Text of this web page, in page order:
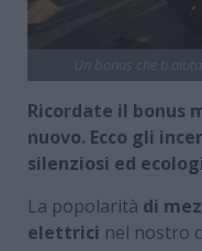
Ricordate il bonus
nuovo. Ecco gli
silenziosi ed
La popolarità di
elettrici nel nostro